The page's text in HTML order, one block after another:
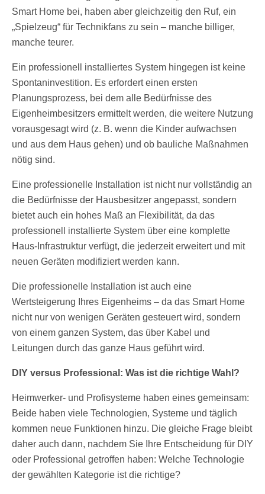
Smart Home bei, haben aber gleichzeitig den Ruf, ein
„Spielzeug“ für Technikfans zu sein – manche billiger,
manche teurer.
Ein professionell installiertes System hingegen ist keine
Spontaninvestition. Es erfordert einen ersten
Planungsprozess, bei dem alle Bedürfnisse des
Eigenheimbesitzers ermittelt werden, die weitere Nutzung
vorausgesagt wird (z. B. wenn die Kinder aufwachsen
und aus dem Haus gehen) und ob bauliche Maßnahmen
nötig sind.
Eine professionelle Installation ist nicht nur vollständig an
die Bedürfnisse der Hausbesitzer angepasst, sondern
bietet auch ein hohes Maß an Flexibilität, da das
professionell installierte System über eine komplette
Haus-Infrastruktur verfügt, die jederzeit erweitert und mit
neuen Geräten modifiziert werden kann.
Die professionelle Installation ist auch eine
Wertsteigerung Ihres Eigenheims – da das Smart Home
nicht nur von wenigen Geräten gesteuert wird, sondern
von einem ganzen System, das über Kabel und
Leitungen durch das ganze Haus geführt wird.
DIY versus Professional: Was ist die richtige Wahl?
Heimwerker- und Profisysteme haben eines gemeinsam:
Beide haben viele Technologien, Systeme und täglich
kommen neue Funktionen hinzu. Die gleiche Frage bleibt
daher auch dann, nachdem Sie Ihre Entscheidung für DIY
oder Professional getroffen haben: Welche Technologie
der gewählten Kategorie ist die richtige?